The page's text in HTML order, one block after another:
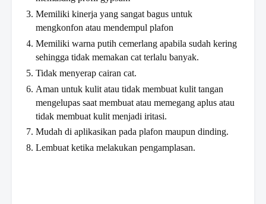
Memiliki kinerja yang sangat bagus untuk
mengkonfon atau mendempul plafon
Memiliki warna putih cemerlang apabila sudah kering
sehingga tidak memakan cat terlalu banyak.
Tidak menyerap cairan cat.
Aman untuk kulit atau tidak membuat kulit tangan
mengelupas saat membuat atau memegang aplus atau
tidak membuat kulit menjadi iritasi.
Mudah di aplikasikan pada plafon maupun dinding.
Lembuat ketika melakukan pengamplasan.